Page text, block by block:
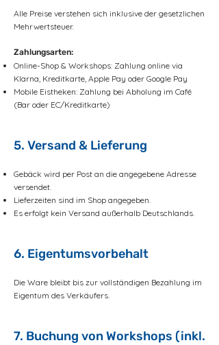
Alle Preise verstehen sich inklusive der gesetzlichen
Mehrwertsteuer.
Zahlungsarten:
Online-Shop & Workshops: Zahlung online via
Klarna, Kreditkarte, Apple Pay oder Google Pay
Mobile Eistheken: Zahlung bei Abholung im Café
(Bar oder EC/Kreditkarte)
5. Versand & Lieferung
Gebäck wird per Post an die angegebene Adresse
versendet.
Lieferzeiten sind im Shop angegeben.
Es erfolgt kein Versand außerhalb Deutschlands.
6. Eigentumsvorbehalt
Die Ware bleibt bis zur vollständigen Bezahlung im
Eigentum des Verkäufers.
7. Buchung von Workshops (inkl.